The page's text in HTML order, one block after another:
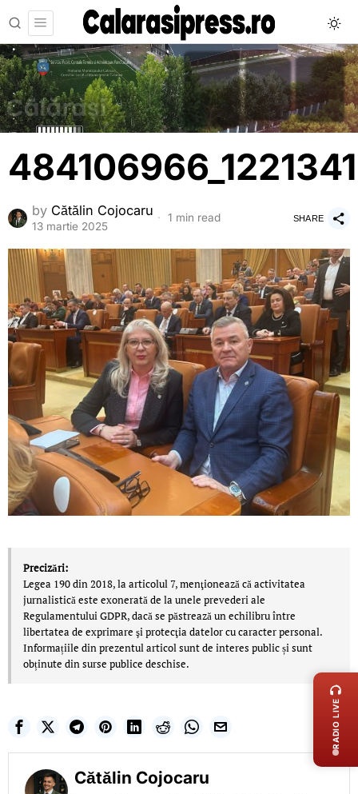
by Cătălin Cojocaru
13 martie 2025
1 min read SHARE
Precizări:
Legea 190 din 2018, la articolul 7, menţionează că activitatea
jurnalistică este exonerată de la unele prevederi ale
Regulamentului GDPR, dacă se păstrează un echilibru între
libertatea de exprimare şi protecţia datelor cu caracter personal.
Informațiile din prezentul articol sunt de interes public și sunt
obținute din surse publice deschise.
Cătălin Cojocaru
RADIO LIVE